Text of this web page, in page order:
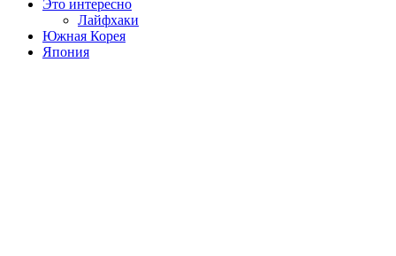
Это интересно
Лайфхаки
Южная Корея
Япония